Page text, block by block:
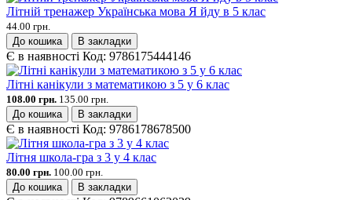
Літній тренажер Українська мова Я йду в 5 клас
44.00 грн.
До кошика
В закладки
Є в наявності Код: 9786175444146
Літні канікули з математикою з 5 у 6 клас
108.00 грн. 135.00 грн.
До кошика
В закладки
Є в наявності Код: 9786178678500
Літня школа-гра з 3 у 4 клас
80.00 грн. 100.00 грн.
До кошика
В закладки